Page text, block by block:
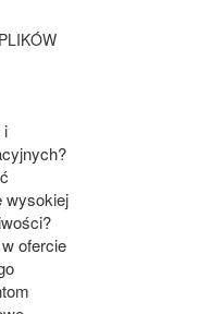
i
wysokiej
ofercie